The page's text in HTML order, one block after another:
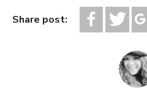
Share post: